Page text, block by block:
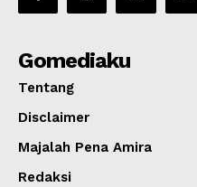
Gomediaku
Tentang
Disclaimer
Majalah Pena Amira
Redaksi